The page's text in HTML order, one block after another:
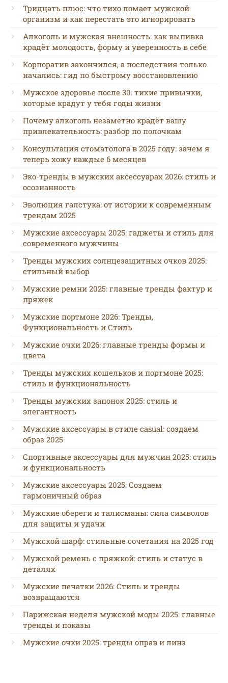
Тридцать плюс: что тихо ломает мужской
организм и как перестать это игнорировать
Алкоголь и мужская внешность: как выпивка
крадёт молодость, форму и уверенность в себе
Корпоратив закончился, а последствия только
начались: гид по быстрому восстановлению
Мужское здоровье после 30: тихие привычки,
которые крадут у тебя годы жизни
Почему алкоголь незаметно крадёт вашу
привлекательность: разбор по полочкам
Консультация стоматолога в 2025 году: зачем я
теперь хожу каждые 6 месяцев
Эко-тренды в мужских аксессуарах 2026: стиль и
осознанность
Эволюция галстука: от истории к современным
трендам 2025
Мужские аксессуары 2025: гаджеты и стиль для
современного мужчины
Тренды мужских солнцезащитных очков 2025:
стильный выбор
Мужские ремни 2025: главные тренды фактур и
пряжек
Мужские портмоне 2026: Тренды,
Функциональность и Стиль
Мужские очки 2026: главные тренды формы и
цвета
Тренды мужских кошельков и портмоне 2025:
стиль и функциональность
Тренды мужских запонок 2025: стиль и
элегантность
Мужские аксессуары в стиле casual: создаем
образ 2025
Спортивные аксессуары для мужчин 2025: стиль
и функциональность
Мужские аксессуары 2025: Создаем
гармоничный образ
Мужские обереги и талисманы: сила символов
для защиты и удачи
Мужской шарф: стильные сочетания на 2025 год
Мужской ремень с пряжкой: стиль и статус в
деталях
Мужские печатки 2026: Стиль и тренды
возвращаются
Парижская неделя мужской моды 2025: главные
тренды и показы
Мужские очки 2025: тренды оправ и линз